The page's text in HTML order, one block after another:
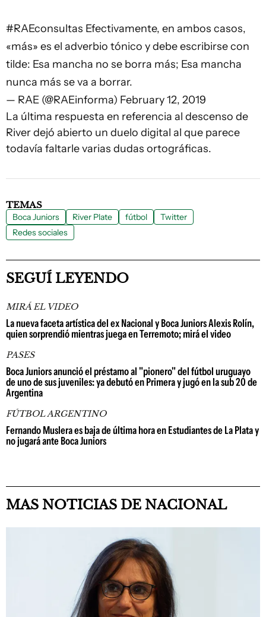
#RAEconsultas Efectivamente, en ambos casos,
«más» es el adverbio tónico y debe escribirse con
tilde: Esa mancha no se borra más; Esa mancha
nunca más se va a borrar.
— RAE (@RAEinforma) February 12, 2019
La última respuesta en referencia al descenso de
River dejó abierto un duelo digital al que parece
todavía faltarle varias dudas ortográficas.
TEMAS
Boca Juniors River Plate fútbol
Twitter
Redes sociales
SEGUÍ LEYENDO
MIRÁ EL VIDEO
La nueva faceta artística del ex Nacional y Boca Juniors Alexis Rolín,
quien sorprendió mientras juega en Terremoto; mirá el video
PASES
Boca Juniors anunció el préstamo al "pionero" del fútbol uruguayo
de uno de sus juveniles: ya debutó en Primera y jugó en la sub 20 de
Argentina
FÚTBOL ARGENTINO
Fernando Muslera es baja de última hora en Estudiantes de La Plata y
no jugará ante Boca Juniors
MAS NOTICIAS DE NACIONAL